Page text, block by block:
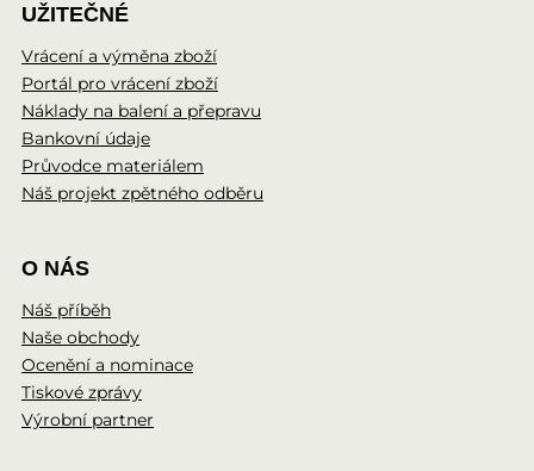
UŽITEČNÉ
Vrácení a výměna zboží
Portál pro vrácení zboží
Náklady na balení a přepravu
Bankovní údaje
Průvodce materiálem
Náš projekt zpětného odběru
O NÁS
Náš příběh
Naše obchody
Ocenění a nominace
Tiskové zprávy
Výrobní partner